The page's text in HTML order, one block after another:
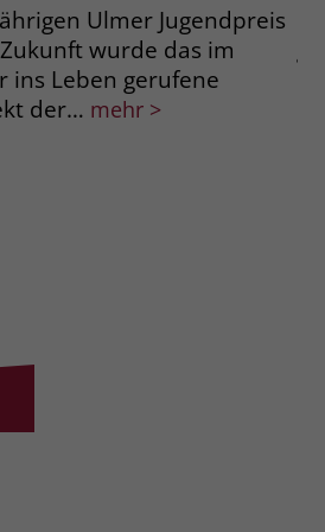
Ulmer Jugendpreis
wurde das im
ins Leben gerufene
der… mehr >